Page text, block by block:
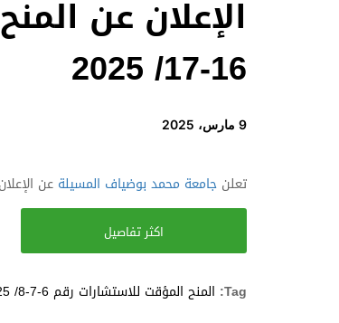
16-17/ 2025
9 مارس، 2025
تعلن جامعة محمد بوضياف المسيلة عن الإعلان
اكثر تفاصيل
Tag: المنح المؤقت للاستشارات رقم 6-7-8/ 2025